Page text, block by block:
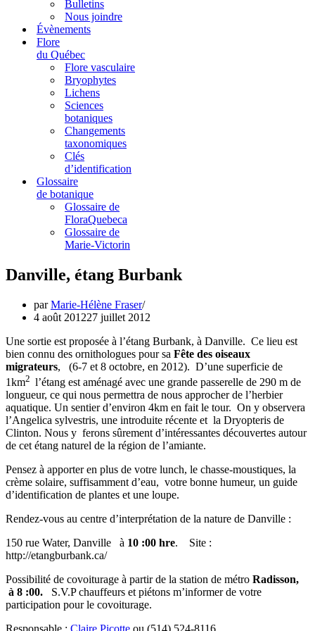
Bulletins
Nous joindre
Évènements
Flore
du Québec
Flore vasculaire
Bryophytes
Lichens
Sciences
botaniques
Changements
taxonomiques
Clés
d’identification
Glossaire
de botanique
Glossaire de
FloraQuebeca
Glossaire de
Marie-Victorin
Danville, étang Burbank
parMarie-Hélène Fraser
4 août 201227 juillet 2012
Une sortie est proposée à l’étang Burbank, à Danville. Ce lieu est
bien connu des ornithologues pour sa Fête des oiseaux
migrateurs, (6-7 et 8 octobre, en 2012). D’une superficie de
1km2 l’étang est aménagé avec une grande passerelle de 290 m de
longueur, ce qui nous permettra de nous approcher de l’herbier
aquatique. Un sentier d’environ 4km en fait le tour. On y observera
l’Angelica sylvestris, une introduite récente et la Dryopteris de
Clinton. Nous y ferons sûrement d’intéressantes découvertes autour
de cet étang naturel de la région de l’amiante.
Pensez à apporter en plus de votre lunch, le chasse-moustiques, la
crème solaire, suffisamment d’eau, votre bonne humeur, un guide
d’identification de plantes et une loupe.
Rendez-vous au centre d’interprétation de la nature de Danville :
150 rue Water, Danville à 10 :00 hre. Site :
http://etangburbank.ca/
Possibilité de covoiturage à partir de la station de métro Radisson,
à 8 :00.
S.V.P chauffeurs et piétons m’informer de votre
participation pour le covoiturage.